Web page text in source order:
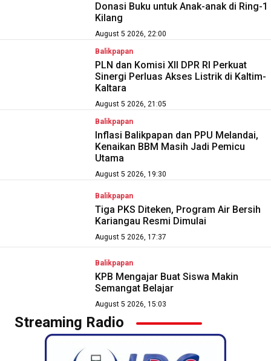
Donasi Buku untuk Anak-anak di Ring-1
Kilang
August 5 2026, 22:00
Balikpapan
PLN dan Komisi XII DPR RI Perkuat
Sinergi Perluas Akses Listrik di Kaltim-
Kaltara
August 5 2026, 21:05
Balikpapan
Inflasi Balikpapan dan PPU Melandai,
Kenaikan BBM Masih Jadi Pemicu
Utama
August 5 2026, 19:30
Balikpapan
Tiga PKS Diteken, Program Air Bersih
Kariangau Resmi Dimulai
August 5 2026, 17:37
Balikpapan
KPB Mengajar Buat Siswa Makin
Semangat Belajar
August 5 2026, 15:03
Streaming Radio